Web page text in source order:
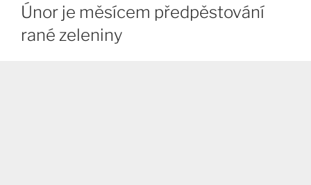
Únor je měsícem předpěstování
rané zeleniny